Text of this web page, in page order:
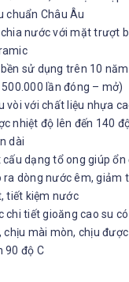
chuẩn Châu Âu
chia nước với mặt trượt
sử dụng trên 10
lần đóng – mở)
vòi với chất liệu nhựa
nhiệt độ lên đến 140
dài
cấu dạng tổ ong giúp
ra dòng nước êm, giảm
tiết kiệm nước
chi tiết gioăng cao su
chịu mài mòn, chịu
90 độ C